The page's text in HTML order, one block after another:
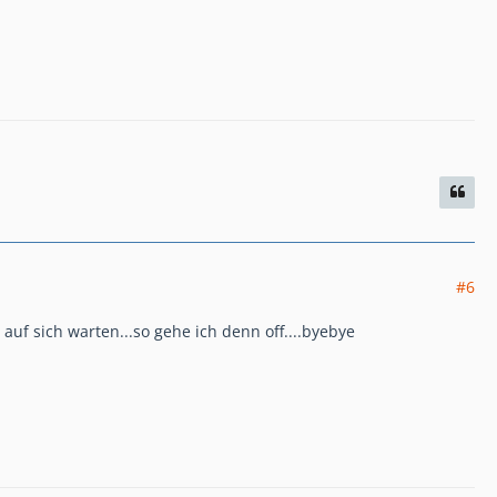
#6
sich warten...so gehe ich denn off....byebye